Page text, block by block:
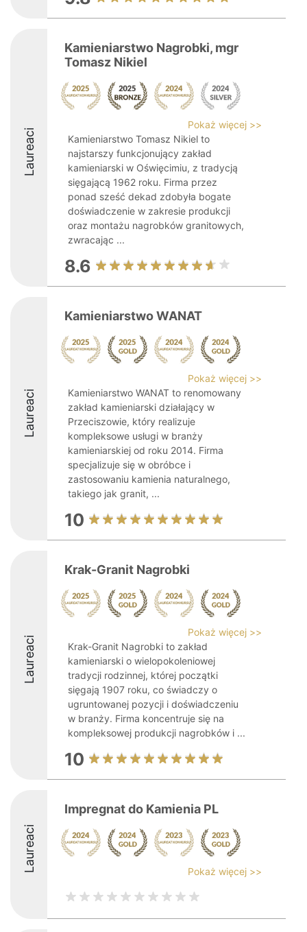
Laureaci
Kamieniarstwo Nagrobki, mgr
Tomasz Nikiel
Pokaż więcej >>
Kamieniarstwo Tomasz Nikiel to
najstarszy funkcjonujący zakład
kamieniarski w Oświęcimiu, z tradycją
sięgającą 1962 roku. Firma przez
ponad sześć dekad zdobyła bogate
doświadczenie w zakresie produkcji
oraz montażu nagrobków granitowych,
zwracając ...
8.6
Laureaci
Kamieniarstwo WANAT
Pokaż więcej >>
Kamieniarstwo WANAT to renomowany
zakład kamieniarski działający w
Przeciszowie, który realizuje
kompleksowe usługi w branży
kamieniarskiej od roku 2014. Firma
specjalizuje się w obróbce i
zastosowaniu kamienia naturalnego,
takiego jak granit, ...
10
Laureaci
Krak-Granit Nagrobki
Pokaż więcej >>
Krak-Granit Nagrobki to zakład
kamieniarski o wielopokoleniowej
tradycji rodzinnej, której początki
sięgają 1907 roku, co świadczy o
ugruntowanej pozycji i doświadczeniu
w branży. Firma koncentruje się na
kompleksowej produkcji nagrobków i ...
10
Laureaci
Impregnat do Kamienia PL
Pokaż więcej >>